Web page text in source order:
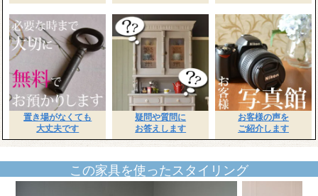
置き場がなくても
大丈夫です
疑問や質問に
お答えします
お客様の声を
ご紹介します
この家具を使ったスタイリング